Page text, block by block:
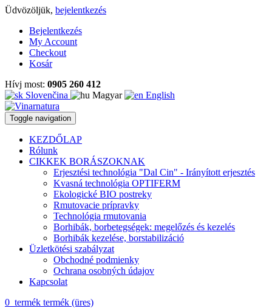
Üdvözöljük, bejelentkezés
Bejelentkezés
My Account
Checkout
Kosár
Hívj most: 0905 260 412
Slovenčina
Magyar English
Toggle navigation
KEZDŐLAP
Rólunk
CIKKEK BORÁSZOKNAK
Erjesztési technológia "Dal Cin" - Irányított erjesztés
Kvasná technológia OPTIFERM
Ekologické BIO postreky
Rmutovacie prípravky
Technológia rmutovania
Borhibák, borbetegségek: megelőzés és kezelés
Borhibák kezelése, borstabilizáció
Üzletkötési szabályzat
Obchodné podmienky
Ochrana osobných údajov
Kapcsolat
0 termék termék (üres)